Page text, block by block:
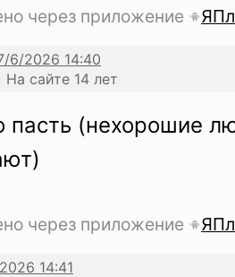
через приложение
сайте 14 лет
пасть (нехорошие
через приложение